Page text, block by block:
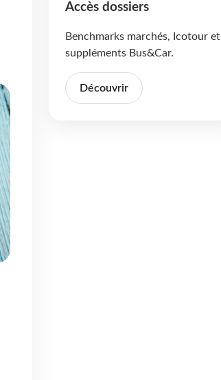
Accès dossiers
Benchmarks marchés, Icotour et
suppléments Bus&Car.
Découvrir